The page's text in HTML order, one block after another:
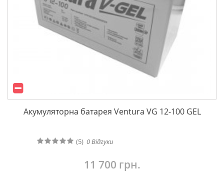
Акумуляторна батарея Ventura VG 12-100 GEL
(5) 0Відгуки
11 700 грн.